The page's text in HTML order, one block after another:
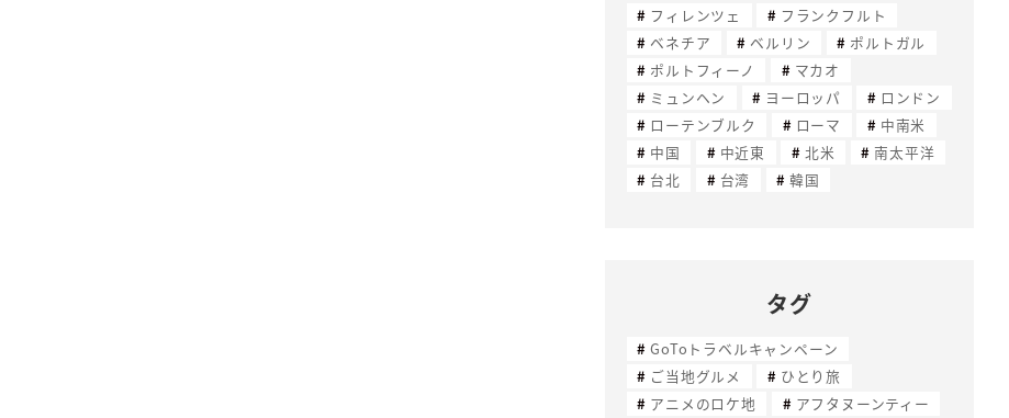
フィレンツェ
フランクフルト
ベネチア
ベルリン
ポルトガル
ポルトフィーノ
マカオ
ミュンヘン
ヨーロッパ
ロンドン
ローテンブルク
ローマ
中南米
中国
中近東 北米
南太平洋
台北
台湾 韓国
タグ
GoToトラベルキャンペーン
ご当地グルメ
ひとり旅
アニメのロケ地
アフタヌーンティー